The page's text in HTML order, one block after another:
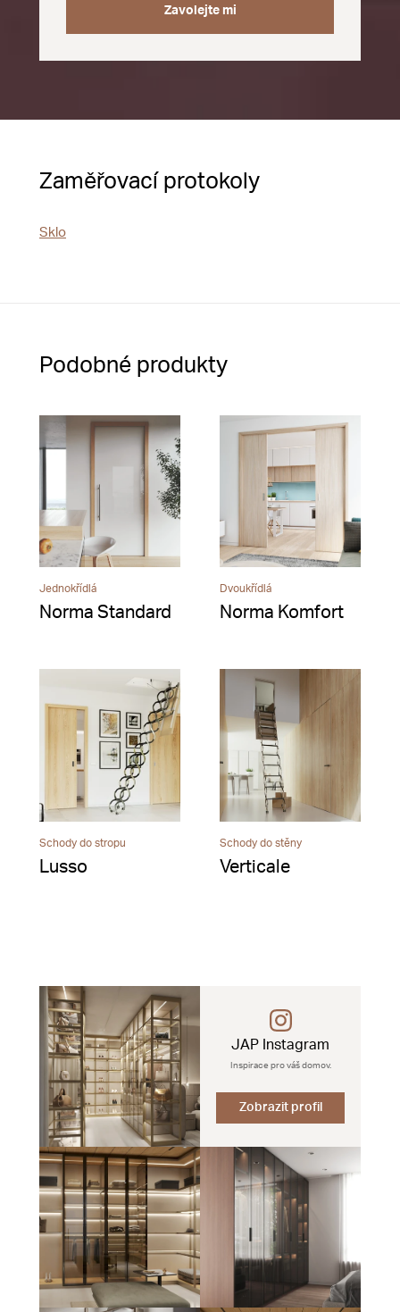
Zavolejte mi
Zaměřovací protokoly
Sklo
Podobné produkty
Jednokřídlá
Norma Standard
Dvoukřídlá
Norma Komfort
Schody do stropu
Lusso
Schody do stěny
Verticale
JAP Instagram
Inspirace pro váš domov.
Zobrazit profil